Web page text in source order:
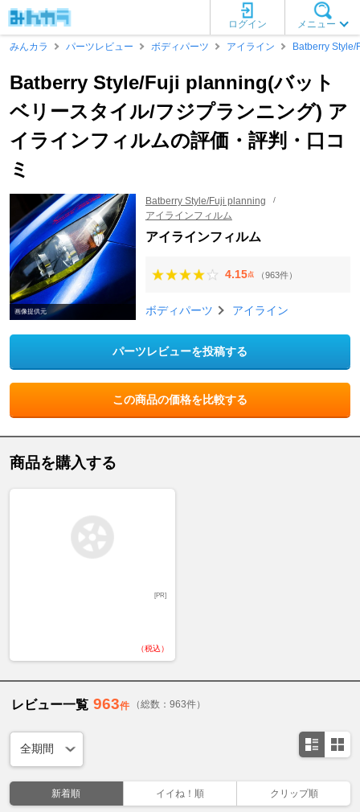
メニュー
ログイン
みんカラ
パーツレビュー ボディパーツ アイライン Batberry
Batberry Style/Fuji planning(バット
ベリースタイル/フジプランニング) ア
イラインフィルムの評価・評判・口コ
ミ
画像提供元
Batberry Style/Fuji planning
アイラインフィルム
アイラインフィルム
4.15点 （963件）
ボディパーツ アイライン
パーツレビューを投稿する
この商品の価格を比較する
商品を購入する
[PR]
（税込）
レビュー一覧 963件 （総数：963件）
新着順 イイね！順 クリップ順